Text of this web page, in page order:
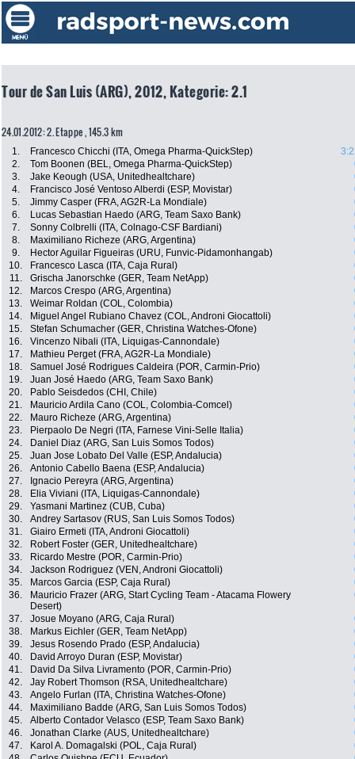
Tour de San Luis (ARG), 2012, Kategorie: 2.1
24.01.2012: 2. Etappe , 145.3 km
1. Francesco Chicchi (ITA, Omega Pharma-QuickStep)
2.
Tom Boonen (BEL, Omega Pharma-QuickStep)
3.
Jake Keough (USA, Unitedhealtchare)
4.
Francisco José Ventoso Alberdi (ESP, Movistar)
5.
Jimmy Casper (FRA, AG2R-La Mondiale)
6.
Lucas Sebastian Haedo (ARG, Team Saxo Bank)
7.
Sonny Colbrelli (ITA, Colnago-CSF Bardiani)
8.
Maximiliano Richeze (ARG, Argentina)
9.
Hector Aguilar Figueiras (URU, Funvic-Pidamonhangab)
10.
Francesco Lasca (ITA, Caja Rural)
11.
Grischa Janorschke (GER, Team NetApp)
12.
Marcos Crespo (ARG, Argentina)
13.
Weimar Roldan (COL, Colombia)
14.
Miguel Angel Rubiano Chavez (COL, Androni Giocattoli)
15.
Stefan Schumacher (GER, Christina Watches-Ofone)
16.
Vincenzo Nibali (ITA, Liquigas-Cannondale)
17.
Mathieu Perget (FRA, AG2R-La Mondiale)
18.
Samuel José Rodrigues Caldeira (POR, Carmin-Prio)
19.
Juan José Haedo (ARG, Team Saxo Bank)
20.
Pablo Seisdedos (CHI, Chile)
21.
Mauricio Ardila Cano (COL, Colombia-Comcel)
22.
Mauro Richeze (ARG, Argentina)
23.
Pierpaolo De Negri (ITA, Farnese Vini-Selle Italia)
24.
Daniel Diaz (ARG, San Luis Somos Todos)
25.
Juan Jose Lobato Del Valle (ESP, Andalucia)
26.
Antonio Cabello Baena (ESP, Andalucia)
27.
Ignacio Pereyra (ARG, Argentina)
28.
Elia Viviani (ITA, Liquigas-Cannondale)
29.
Yasmani Martinez (CUB, Cuba)
30.
Andrey Sartasov (RUS, San Luis Somos Todos)
31.
Giairo Ermeti (ITA, Androni Giocattoli)
32.
Robert Foster (GER, Unitedhealtchare)
33.
Ricardo Mestre (POR, Carmin-Prio)
34.
Jackson Rodriguez (VEN, Androni Giocattoli)
35.
Marcos Garcia (ESP, Caja Rural)
36.
Mauricio Frazer (ARG, Start Cycling Team - Atacama Flowery
Desert)
37. Josue Moyano (ARG, Caja Rural)
38.
Markus Eichler (GER, Team NetApp)
39.
Jesus Rosendo Prado (ESP, Andalucia)
40.
David Arroyo Duran (ESP, Movistar)
41.
David Da Silva Livramento (POR, Carmin-Prio)
42.
Jay Robert Thomson (RSA, Unitedhealtchare)
43.
Angelo Furlan (ITA, Christina Watches-Ofone)
44.
Maximiliano Badde (ARG, San Luis Somos Todos)
45.
Alberto Contador Velasco (ESP, Team Saxo Bank)
46.
Jonathan Clarke (AUS, Unitedhealtchare)
47.
Karol A. Domagalski (POL, Caja Rural)